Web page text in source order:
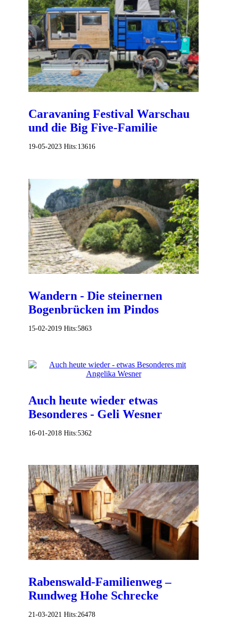
Caravaning Festival Warschau
und die Big Five-Familie
19-05-2023 Hits:13616
Wandern - Die steinernen
Bogenbrücken im Pindos
15-02-2019 Hits:5863
Auch heute wieder etwas
Besonderes - Geli Wesner
16-01-2018 Hits:5362
Rabenswald-Familienweg –
Rundweg Hohe Schrecke
21-03-2021 Hits:26478